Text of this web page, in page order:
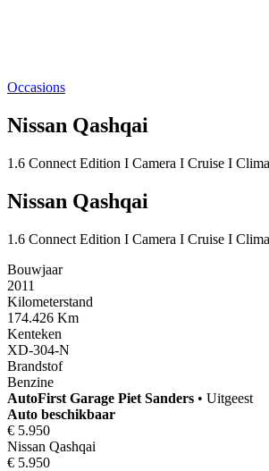
Occasions
Nissan Qashqai
1.6 Connect Edition I Camera I Cruise I
Nissan Qashqai
1.6 Connect Edition I Camera I Cruise I
Bouwjaar
2011
Kilometerstand
174.426 Km
Kenteken
XD-304-N
Brandstof
Benzine
AutoFirst Garage Piet Sanders • Uitgeest
Auto beschikbaar
€ 5.950
Nissan Qashqai
€ 5.950